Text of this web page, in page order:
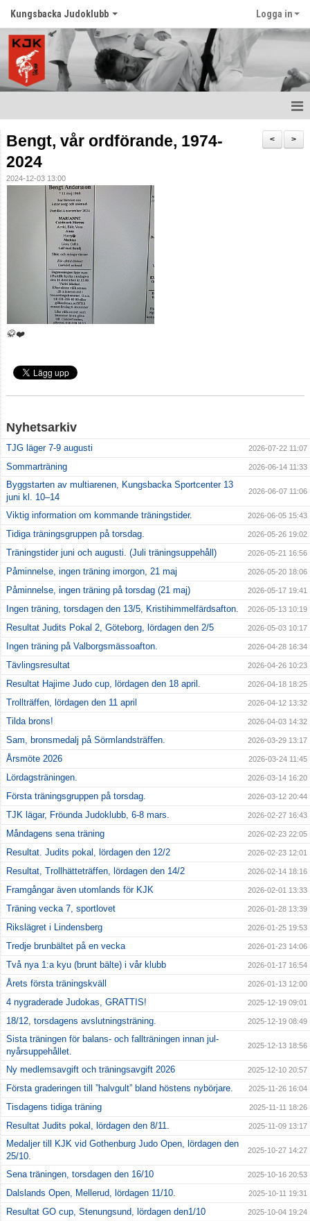
Kungsbacka Judoklubb Logga in
Prova Judo
Balansträning för vuxna
Senast nytt
Judo ordlista
Klubbkläder
Om klubben
Bildgalleri
Drogpolicy
>
<
Bengt, vår ordförande, 1974-
2024
2024-12-03 13:00
🥋❤️
Nyhetsarkiv
TJG läger 7-9 augusti 2026-07-22 11:07
Sommarträning 2026-06-14 11:33
Byggstarten av multiarenen, Kungsbacka Sportcenter 13
juni kl. 10–14
2026-06-07 11:06
Viktig information om kommande träningstider. 2026-06-05 15:43
Tidiga träningsgruppen på torsdag. 2026-05-26 19:02
Träningstider juni och augusti. (Juli träningsuppehåll) 2026-05-21 16:56
Påminnelse, ingen träning imorgon, 21 maj 2026-05-20 18:06
Påminnelse, ingen träning på torsdag (21 maj) 2026-05-17 19:41
Ingen träning, torsdagen den 13/5, Kristihimmelfärdsafton. 2026-05-13 10:19
Resultat Judits Pokal 2, Göteborg, lördagen den 2/5 2026-05-03 10:17
Ingen träning på Valborgsmässoafton. 2026-04-28 16:34
Tävlingsresultat 2026-04-26 10:23
Resultat Hajime Judo cup, lördagen den 18 april. 2026-04-18 18:25
Trollträffen, lördagen den 11 april 2026-04-12 13:32
Tilda brons! 2026-04-03 14:32
Sam, bronsmedalj på Sörmlandsträffen. 2026-03-29 13:17
Årsmöte 2026 2026-03-24 11:45
Lördagsträningen. 2026-03-14 16:20
Första träningsgruppen på torsdag. 2026-03-12 20:44
TJK lägar, Fröunda Judoklubb, 6-8 mars. 2026-02-27 16:43
Måndagens sena träning 2026-02-23 22:05
Resultat. Judits pokal, lördagen den 12/2 2026-02-23 12:01
Resultat, Trollhätteträffen, lördagen den 14/2 2026-02-14 18:16
Framgångar även utomlands för KJK 2026-02-01 13:33
Träning vecka 7, sportlovet 2026-01-28 13:39
Rikslägret i Lindensberg 2026-01-25 19:53
Tredje brunbältet på en vecka 2026-01-23 14:06
Två nya 1:a kyu (brunt bälte) i vår klubb 2026-01-17 16:54
Årets första träningskväll 2026-01-13 12:00
4 nygraderade Judokas, GRATTIS! 2025-12-19 09:01
18/12, torsdagens avslutningsträning. 2025-12-19 08:49
Sista träningen för balans- och fallträningen innan jul-
nyårsuppehållet.
2025-12-13 18:56
Ny medlemsavgift och träningsavgift 2026 2025-12-10 20:57
Första graderingen till ”halvgult” bland höstens nybörjare. 2025-11-26 16:04
Tisdagens tidiga träning 2025-11-11 18:26
Resultat Judits pokal, lördagen den 8/11. 2025-11-09 13:17
Medaljer till KJK vid Gothenburg Judo Open, lördagen den
25/10.
2025-10-27 14:27
Sena träningen, torsdagen den 16/10 2025-10-16 20:53
Dalslands Open, Mellerud, lördagen 11/10. 2025-10-11 19:31
Resultat GO cup, Stenungsund, lördagen den1/10 2025-10-04 19:24